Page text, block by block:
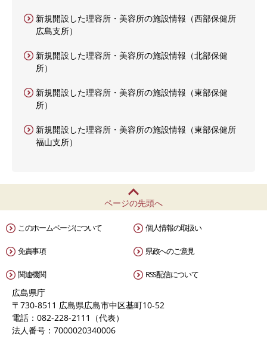
新規開設した理容所・美容所の施設情報（西部保健所
広島支所）
新規開設した理容所・美容所の施設情報（北部保健
所）
新規開設した理容所・美容所の施設情報（東部保健
所）
新規開設した理容所・美容所の施設情報（東部保健所
福山支所）
ページの先頭へ
このホームページについて 個人情報の取扱い
免責事項 県政へのご意見
関連機関 RSS配信について
広島県庁
〒730-8511 広島県広島市中区基町10-52
電話：082-228-2111（代表）
法人番号：7000020340006